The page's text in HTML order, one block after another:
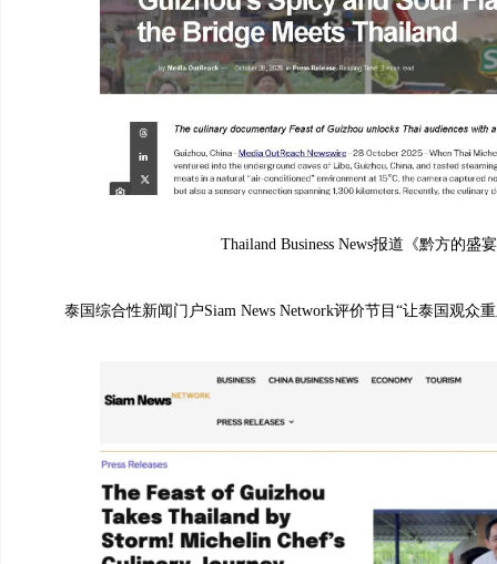
Thailand Business News报道《黔方的盛
泰国综合性新闻门户Siam News Network评价节目“让泰国观众